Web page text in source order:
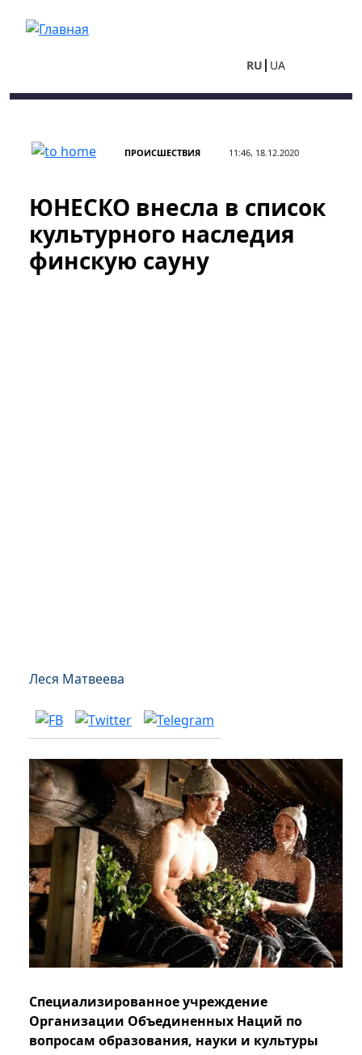
RU UA
ПРОИСШЕСТВИЯ 11:46, 18.12.2020
ЮНЕСКО внесла в список
культурного наследия
финскую сауну
Леся Матвеева
Специализированное учреждение
Организации Объединенных Наций по
вопросам образования, науки и культуры